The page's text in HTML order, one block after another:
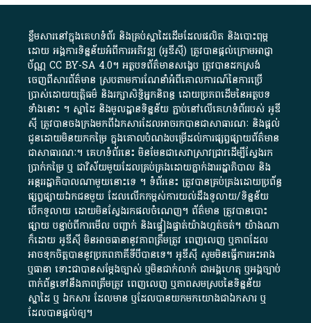
ខ្លឹមសារ​នៅ​ក្នុង​គេហទំព័រ និង​គ្រប់​ស្នា​ដៃ​ដើម​ដែល​ផលិត​ និង​បោះពុម្ព​
ដោយ​ អង្គការ​ទិន្នន័យ​អំពី​ការអភិវឌ្ឍ​​ (អូ​ឌី​ស៊ី)​ ត្រូវ​បាន​ផ្តល់​ក្រោម​អាជ្ញា
ប័ណ្ណ​CC BY-SA 4.0។​ អត្ថបទ​ព័ត៌មាន​សង្ខេប​ ត្រូវ​បាន​ដកស្រង់​
ចេញពី​សារព័ត៌មាន ស្របតាមការ​ណែនាំ​អំពី​គោលការណ៍​នៃ​ការ​ប្រើ
ប្រាស់​ដោយ​យុត្តិធម៌​ និង​រក្សាសិទ្ធិអ្នកនិពន្ធ ដោយ​ប្រភពដើម​នៃ​​អត្ថបទ
ទាំង​នោះ​ ។​ ស្នាដៃ​ និង​មូលដ្ឋាន​ទិន្នន័យ ​ភ្ជាប់​នៅ​លើ​គេហទំព័រ​របស់​ អូ​ឌី​
ស៊ី​ ត្រូវ​បាន​ចងក្រង​មក​ពី​ឯកសារ​ដែល​អាច​រក​បានជា​សាធារណៈ​ និង​ផ្តល់​
ជូន​ដោយ​មិន​យក​កម្រៃ​ ក្នុង​គោលបំណង​បម្រើ​ដល់ការ​ផ្សព្វផ្សាយ​ព័ត៌មាន​
ជា​សាធារណៈ​។​ គេហទំព័រ​នេះ​ មិនមែន​ជា​សេវា​ស្រាវជ្រាវ​ដើម្បី​ស្វែងរក
ប្រាក់​កម្រៃ​ ឬ​ ជា​វិស័យ​មួយ​ដែល​គ្រប់គ្រង​ដោយ​ភ្នាក់ងារ​រដ្ឋាភិបាល​ និង ​
អន្តររដ្ឋាភិបាល​ណាមួយ​នោះ​ទេ ​។​ ទំព័រ​នេះ​ ត្រូវ​បាន​គ្រប់គ្រង​ដោយ​ប្រព័ន្ធ​
ផ្សព្វផ្សាយ​ឯកជន​មួយ​ ដែល​លើកកម្ពស់​ការ​យល់​ដឹង​ទូលាយ​/​ទិន្នន័យ​
បើក​ទូលាយ​ ដោយ​មិនស្វែង​រក​ផល​ចំណេញ​។​ ព័ត៌មាន​ ត្រូវ​បាន​បោះ
ផ្សាយ​ បន្ទាប់​ពី​ការ​មើល​ បញ្ជាក់​ និង​ផ្ទៀងផ្ទាត់​យ៉ាង​ហ្មត់ចត់​។​ យ៉ាងណា​
ក៏​ដោយ​ អូ​ឌី​ស៊ី​ មិន​អាច​ធានា​នូវ​ភាព​ត្រឹមត្រូវ​ ពេញលេញ​ ឬ​ភាព​ដែល​
អាច​ទុកចិត្ត​បាននូវ​ប្រភព​ភាគី​ទី​បី​បាន​ទេ​។​ អូ​ឌី​ស៊ី​ សូម​មិន​ធ្វើការ​អះអាង​
ឬ​ធានា​ ទោះជា​បាន​សម្តែង​ច្បាស់​ ឬ​មិន​ជាក់លាក់​ ជា​អង្គហេតុ​ ឬ​អង្គច្បាប់​
ពាក់ព័ន្ធ​ទៅ​នឹង​ភាព​ត្រឹមត្រូវ​ ពេញលេញ​ ឬ​ភាព​សម​ស្រប​នៃ​ទិន្នន័យ​
ស្នាដៃ​ ឬ​ ឯកសារ​ ដែល​មាន​ ឬ​ដែល​បាន​យក​មក​យោង​ជា​ឯកសារ​ ឬ​
ដែល​បាន​ផ្តល់​ឲ្យ​។